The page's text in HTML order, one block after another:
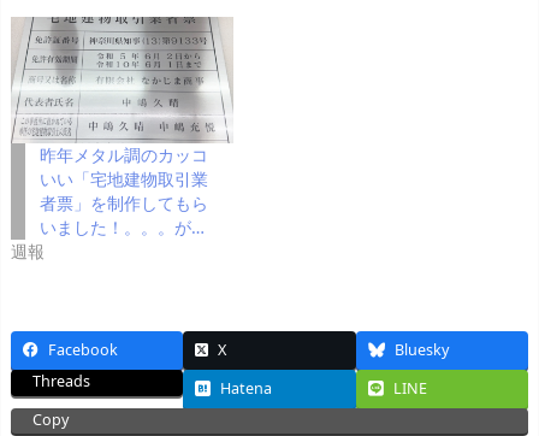
昨年メタル調のカッコ
いい「宅地建物取引業
者票」を制作してもら
いました！。。。が…
週報
Facebook X
Bluesky
Threads
Hatena
LINE
Copy